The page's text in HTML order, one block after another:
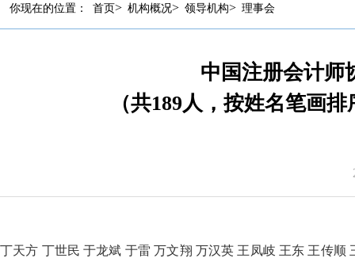
你现在的位置： 首页> 机构概况> 领导机构> 理事会
中国注册会计师
（共189人，按姓名笔画
丁天方 丁世民 于龙斌 于雷 万文翔 万汉英 王凤岐 王东 王传顺